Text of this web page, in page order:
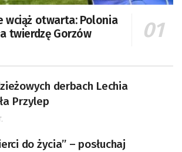
wciąż otwarta: Polonia
twierdzę Gorzów
derbach Lechia
Przylep
do życia” – posłuchaj